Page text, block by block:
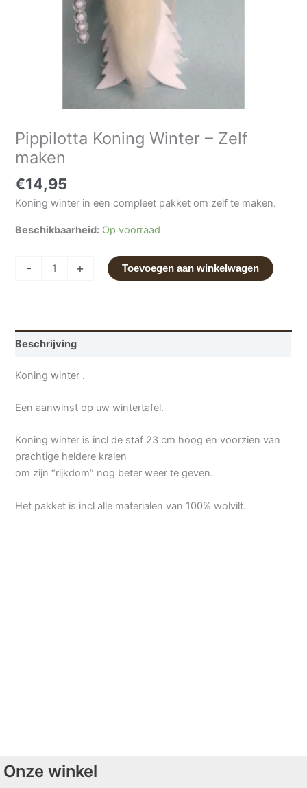
Pippilotta Koning Winter – Zelf
maken
€14,95
Koning winter in een compleet pakket om zelf te maken.
Beschikbaarheid: Op voorraad
- + Toevoegen aan winkelwagen
Beschrijving
Koning winter .
Een aanwinst op uw wintertafel.
Koning winter is incl de staf 23 cm hoog en voorzien van
prachtige heldere kralen
om zijn “rijkdom” nog beter weer te geven.
Het pakket is incl alle materialen van 100% wolvilt.
Onze winkel